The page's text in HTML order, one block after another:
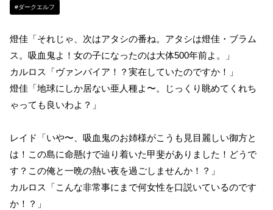
#ダークエルフ
燈佳「それじゃ、次はアタシの番ね。アタシは燈佳・ブラム
ス。吸血鬼よ！女の子になったのは大体500年前よ。」
カルロス「ヴァンパイア！？実在していたのですか！」
燈佳「地球にしか居ない亜人種よ〜。じっくり眺めてくれち
ゃっても良いわよ？」
レイド「いや〜、吸血鬼のお姉様がこうも見目麗しい御方と
は！この島に命懸けで辿り着いた甲斐がありました！どうで
す？この俺と一晩の熱い夜を過ごしませんか！？」
カルロス「こんな非常事にまで何女性を口説いているのです
か！？」